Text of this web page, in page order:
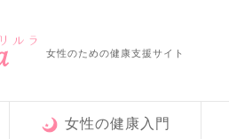
女性のための健康支援サイト
女性の健康入門